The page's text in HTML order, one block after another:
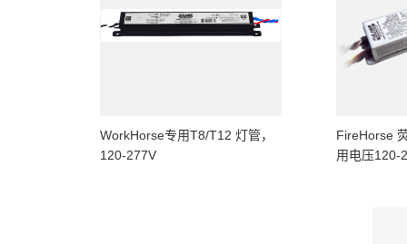
WorkHorse专用T8/T12 灯管，
120-277V
FireHorse
用电压120-